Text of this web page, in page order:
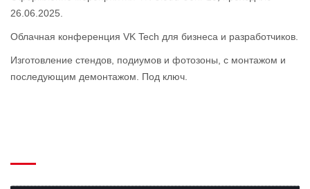
26.06.2025.
Облачная конференция VK Tech для бизнеса и разработчиков.
Изготовление стендов, подиумов и фотозоны, с монтажом и
последующим демонтажом. Под ключ.